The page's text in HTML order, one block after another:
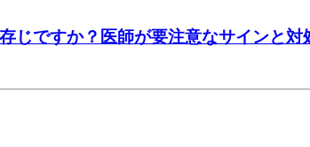
じですか？医師が要注意なサインと対